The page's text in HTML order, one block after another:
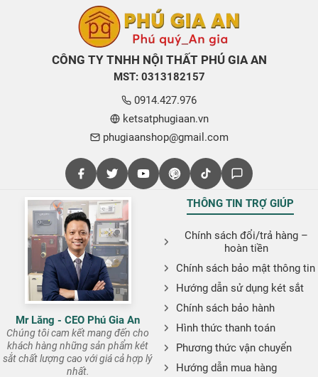
CÔNG TY TNHH NỘI THẤT PHÚ GIA AN
MST: 0313182157
0914.427.976
ketsatphugiaan.vn
phugiaanshop@gmail.com
Mr Lăng - CEO Phú Gia An
Chúng tôi cam kết mang đến cho
khách hàng những sản phẩm két
sắt chất lượng cao với giá cả hợp lý
nhất.
THÔNG TIN TRỢ GIÚP
Chính sách đổi/trả hàng –
hoàn tiền
Chính sách bảo mật thông tin
Hướng dẫn sử dụng két sắt
Chính sách bảo hành
Hình thức thanh toán
Phương thức vận chuyển
Hướng dẫn mua hàng